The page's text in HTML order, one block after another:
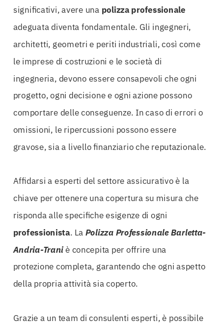
significativi, avere una polizzaprofessionale
adeguata diventa fondamentale. Gli ingegneri,
architetti, geometri e periti industriali, così come
le imprese di costruzioni e le società di
ingegneria, devono essere consapevoli che ogni
progetto, ogni decisione e ogni azione possono
comportare delle conseguenze. In caso di errori o
omissioni, le ripercussioni possono essere
gravose, sia a livello finanziario che reputazionale.
Affidarsi a esperti del settore assicurativo è la
chiave per ottenere una copertura su misura che
risponda alle specifiche esigenze di ogni
professionista. La Polizza Professionale Barletta-
Andria-Traniè concepita per offrire una
protezione completa, garantendo che ogni aspetto
della propria attività sia coperto.
Grazie a un team di consulenti esperti, è possibile